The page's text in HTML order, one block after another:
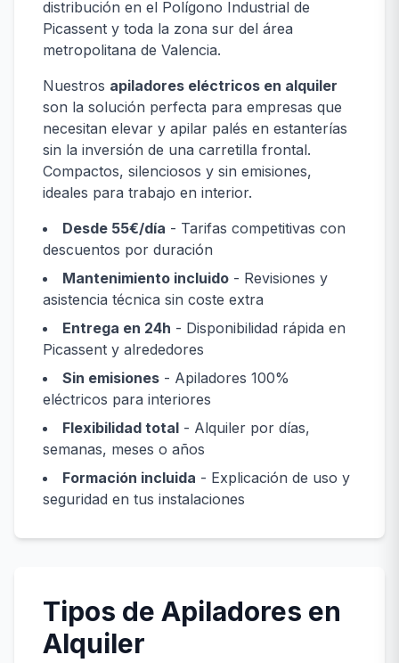
distribución en el Polígono Industrial de
Picassent y toda la zona sur del área
metropolitana de Valencia.
Nuestros apiladores eléctricos en alquiler
son la solución perfecta para empresas que
necesitan elevar y apilar palés en estanterías
sin la inversión de una carretilla frontal.
Compactos, silenciosos y sin emisiones,
ideales para trabajo en interior.
Desde 55€/día - Tarifas competitivas con
descuentos por duración
Mantenimiento incluido - Revisiones y
asistencia técnica sin coste extra
Entrega en 24h - Disponibilidad rápida en
Picassent y alrededores
Sin emisiones - Apiladores 100%
eléctricos para interiores
Flexibilidad total - Alquiler por días,
semanas, meses o años
Formación incluida - Explicación de uso y
seguridad en tus instalaciones
Tipos de Apiladores en
Alquiler